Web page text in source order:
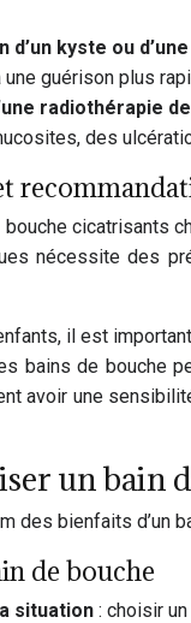
d’un kyste ou
guérison plus
radiothérapie
des
bouche cicatrisants
nécessite des
il est
bains de bouche
avoir une
un bain
des bienfaits d’un
de bouche
situation : choisir